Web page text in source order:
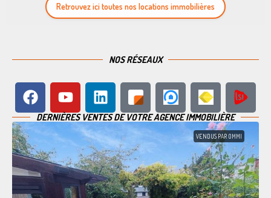
Retrouvez ici toutes nos locations immobilières
NOS RÉSEAUX
DERNIÈRES VENTES DE VOTRE AGENCE IMMOBILIÈRE
VENDUS PAR OMMI